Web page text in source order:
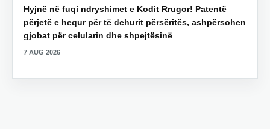
Hyjnë në fuqi ndryshimet e Kodit Rrugor! Patentë
përjetë e hequr për të dehurit përsëritës, ashpërsohen
gjobat për celularin dhe shpejtësinë
7 AUG 2026